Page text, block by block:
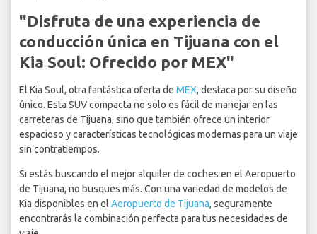
"Disfruta de una experiencia de
conducción única en Tijuana con el
Kia Soul: Ofrecido por MEX"
El Kia Soul, otra fantástica oferta de MEX, destaca por su diseño
único. Esta SUV compacta no solo es fácil de manejar en las
carreteras de Tijuana, sino que también ofrece un interior
espacioso y características tecnológicas modernas para un viaje
sin contratiempos.
Si estás buscando el mejor alquiler de coches en el Aeropuerto
de Tijuana, no busques más. Con una variedad de modelos de
Kia disponibles en el Aeropuerto de Tijuana, seguramente
encontrarás la combinación perfecta para tus necesidades de